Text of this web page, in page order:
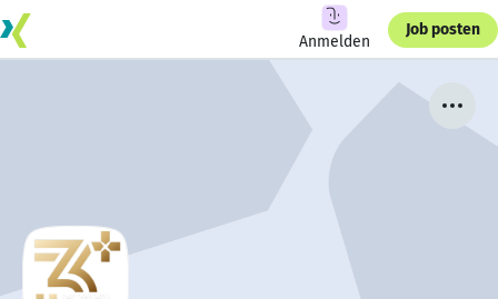
Anmelden
Job posten